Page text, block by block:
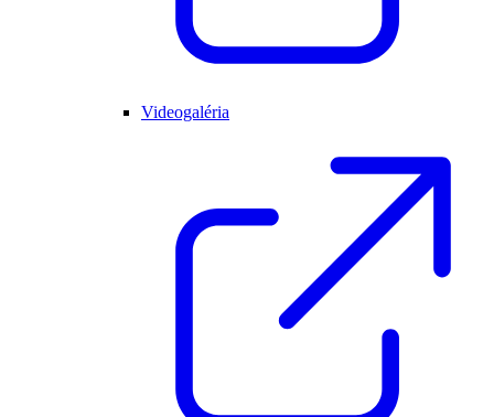
Videogaléria